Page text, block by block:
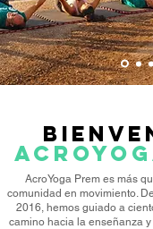
AcroYoga Prem es más
comunidad en movimiento.
2016, hemos guiado a
camino hacia la enseñanza